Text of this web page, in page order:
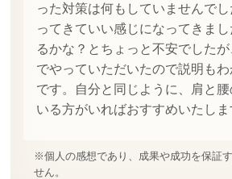
った対策は何もしていませんで
ってきていい感じになってきま
るかな？とちょっと不安でした
でやっていただいたので説明も
です。自分と同じように、肩と
いる方がいればおすすめいたしま
※個人の感想であり、成果や成功を保証
せん。